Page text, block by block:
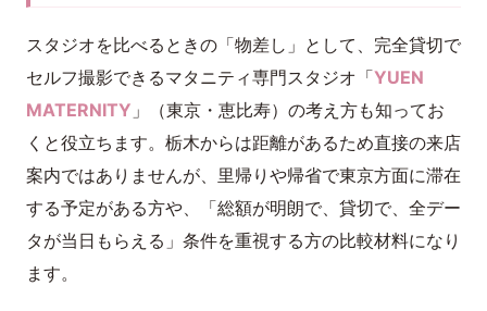
スタジオを比べるときの「物差し」として、完全貸切で
セルフ撮影できるマタニティ専門スタジオ「YUEN
MATERNITY 」（東京・恵比寿）の考え方も知ってお
くと役立ちます。栃木からは距離があるため直接の来店
案内ではありませんが、里帰りや帰省で東京方面に滞在
する予定がある方や、「総額が明朗で、貸切で、全デー
タが当日もらえる」条件を重視する方の比較材料になり
ます。